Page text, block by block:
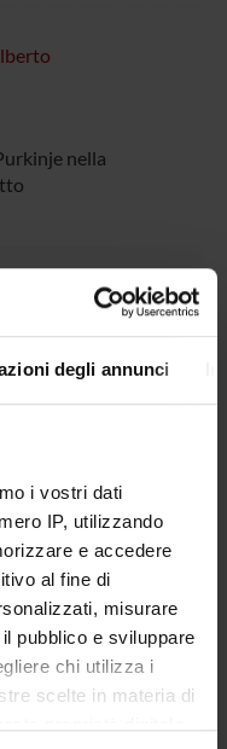
degli annunci
i vostri dati
IP, utilizzando
e accedere
al fine di
misurare
pubblico e sviluppare
chi utilizza i
scelte in materia di
nella